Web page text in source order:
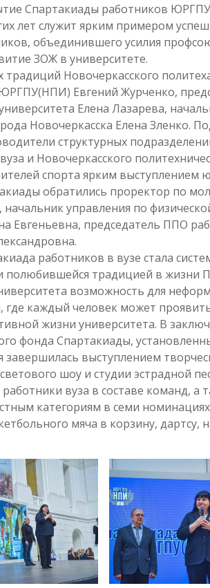
Спартакиады работников
лет служит ярким примером
объединившего усилия
ЗОЖ в университете.
Новочеркасского
Евгений Журченко,
Елена Лазарева,
Новочеркасска Елена Зленко.
структурных
и Новочеркасского
спорта ярким выступлением
обратились проректор по
управления по
Евгеньевна, председатель ППО
работников в вузе стала
полюбившейся традицией в жизни
возможность для
каждый человек может
жизни университета. В
фонда Спартакиады,
выступлением
шоу и студии эстрадной
вуза в составе команд, а
категориям в семи
мяча в корзину, дартсу,